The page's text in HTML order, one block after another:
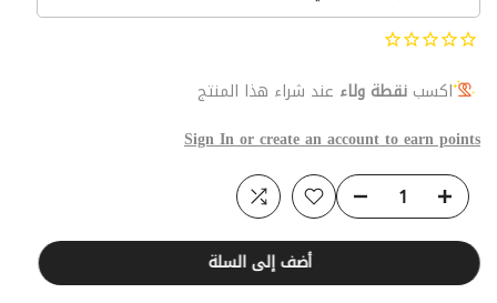
اكسب نقطة ولاء عند شراء هذا المنتج
Sign In or create an account to earn points
أضف إلى السلة